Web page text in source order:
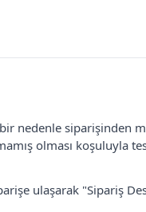
nedenle siparişinden
olması koşuluyla
ulaşarak "Sipariş